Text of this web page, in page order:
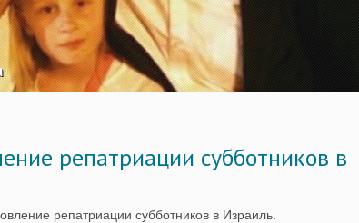
репатриации субботников в
репатриации субботников в Израиль.